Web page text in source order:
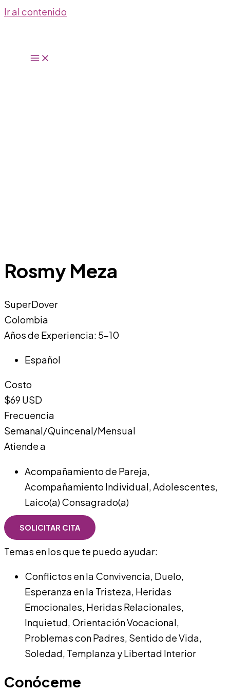
Ir al contenido
Rosmy Meza
SuperDover
Colombia
Años de Experiencia: 5-10
Español
Costo
$69 USD
Frecuencia
Semanal/Quincenal/Mensual
Atiende a
Acompañamiento de Pareja
Acompañamiento Individual Adolescentes
Laico(a) Consagrado(a)
SOLICITAR CITA
Temas en los que te puedo ayudar:
Conflictos en la Convivencia, Duelo,
Esperanza en la Tristeza, Heridas
Emocionales, Heridas Relacionales,
Inquietud, Orientación Vocacional,
Problemas con Padres, Sentido de Vida,
Soledad, Templanza y Libertad Interior
Conóceme